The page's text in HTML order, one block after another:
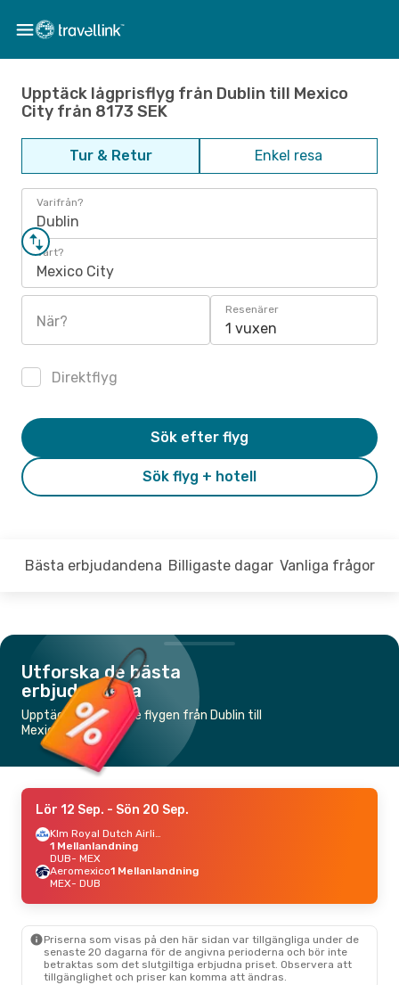
Upptäck lågprisflyg från Dublin till Mexico
City från 8173 SEK
Tur & Retur Enkel resa
Varifrån?
Dublin
Vart?
Mexico City
När?
Resenärer
1 vuxen
Direktflyg
Sök flyg + hotell
Sök efter flyg
Bästa erbjudandena Billigaste dagar Vanliga frågor
Utforska de bästa
erbjudandena
Upptäck de billigaste flygen från Dublin till
Mexico City
Lör 12 Sep. - Sön 20 Sep.
Klm Royal Dutch Airlines
1 Mellanlandning
DUB- MEX
Aeromexico1 Mellanlandning
MEX- DUB
Priserna som visas på den här sidan var tillgängliga under de
senaste 20 dagarna för de angivna perioderna och bör inte
betraktas som det slutgiltiga erbjudna priset. Observera att
tillgänglighet och priser kan komma att ändras.